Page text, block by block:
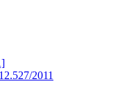
2011